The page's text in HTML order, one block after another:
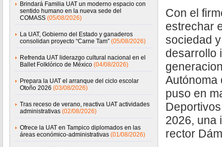
Brindará Familia UAT un moderno espacio con
sentido humano en la nueva sede del
COMASS (05/08/2026)
La UAT, Gobierno del Estado y ganaderos
consolidan proyecto “Carne Tam” (05/08/2026)
Refrenda UAT liderazgo cultural nacional en el
Ballet Folklórico de México (04/08/2026)
Prepara la UAT el arranque del ciclo escolar
Otoño 2026 (03/08/2026)
Tras receso de verano, reactiva UAT actividades
administrativas (02/08/2026)
Ofrece la UAT en Tampico diplomados en las
áreas económico-administrativas (01/08/2026)
Con el
estrechar
sociedad
desarrollo
Autónoma
puso en
2026, una
rector